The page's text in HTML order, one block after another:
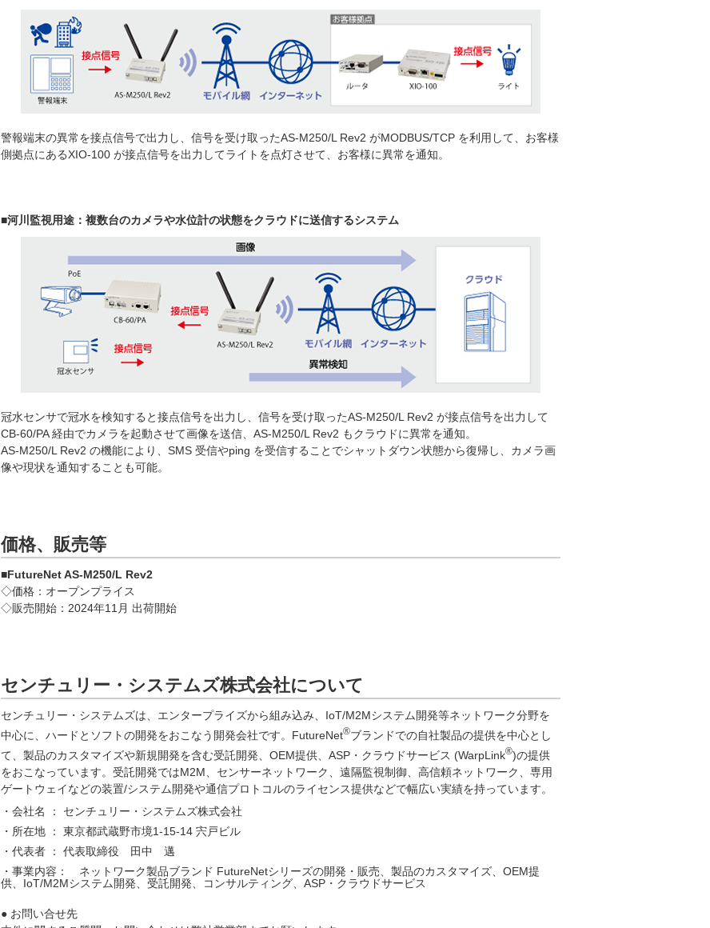
警報端末の異常を接点信号で出力し、信号を受け取ったAS-M250/L Rev2 がMODBUS/TCP を利用して、お客様
側拠点にあるXIO-100 が接点信号を出力してライトを点灯させて、お客様に異常を通知。
■河川監視用途：複数台のカメラや水位計の状態をクラウドに送信するシステム
冠水センサで冠水を検知すると接点信号を出力し、信号を受け取ったAS-M250/L Rev2 が接点信号を出力して
CB-60/PA 経由でカメラを起動させて画像を送信、AS-M250/L Rev2 もクラウドに異常を通知。
AS-M250/L Rev2 の機能により、SMS 受信やping を受信することでシャットダウン状態から復帰し、カメラ画
像や現状を通知することも可能。
価格、販売等
■FutureNet AS-M250/L Rev2
◇価格：オープンプライス
◇販売開始：2024年11月 出荷開始
センチュリー・システムズ株式会社について
センチュリー・システムズは、エンタープライズから組み込み、IoT/M2Mシステム開発等ネットワーク分野を
中心に、ハードとソフトの開発をおこなう開発会社です。FutureNet®ブランドでの自社製品の提供を中心とし
て、製品のカスタマイズや新規開発を含む受託開発、OEM提供、ASP・クラウドサービス (WarpLink®)の提供
をおこなっています。受託開発ではM2M、センサーネットワーク、遠隔監視制御、高信頼ネットワーク、専用
ゲートウェイなどの装置/システム開発や通信プロトコルのライセンス提供などで幅広い実績を持っています。
・会社名 ： センチュリー・システムズ株式会社
・所在地 ： 東京都武蔵野市境1-15-14 宍戸ビル
・代表者 ： 代表取締役 田中 邁
・事業内容： ネットワーク製品ブランド FutureNetシリーズの開発・販売、製品のカスタマイズ、OEM提
供、IoT/M2Mシステム開発、受託開発、コンサルティング、ASP・クラウドサービス
● お問い合せ先